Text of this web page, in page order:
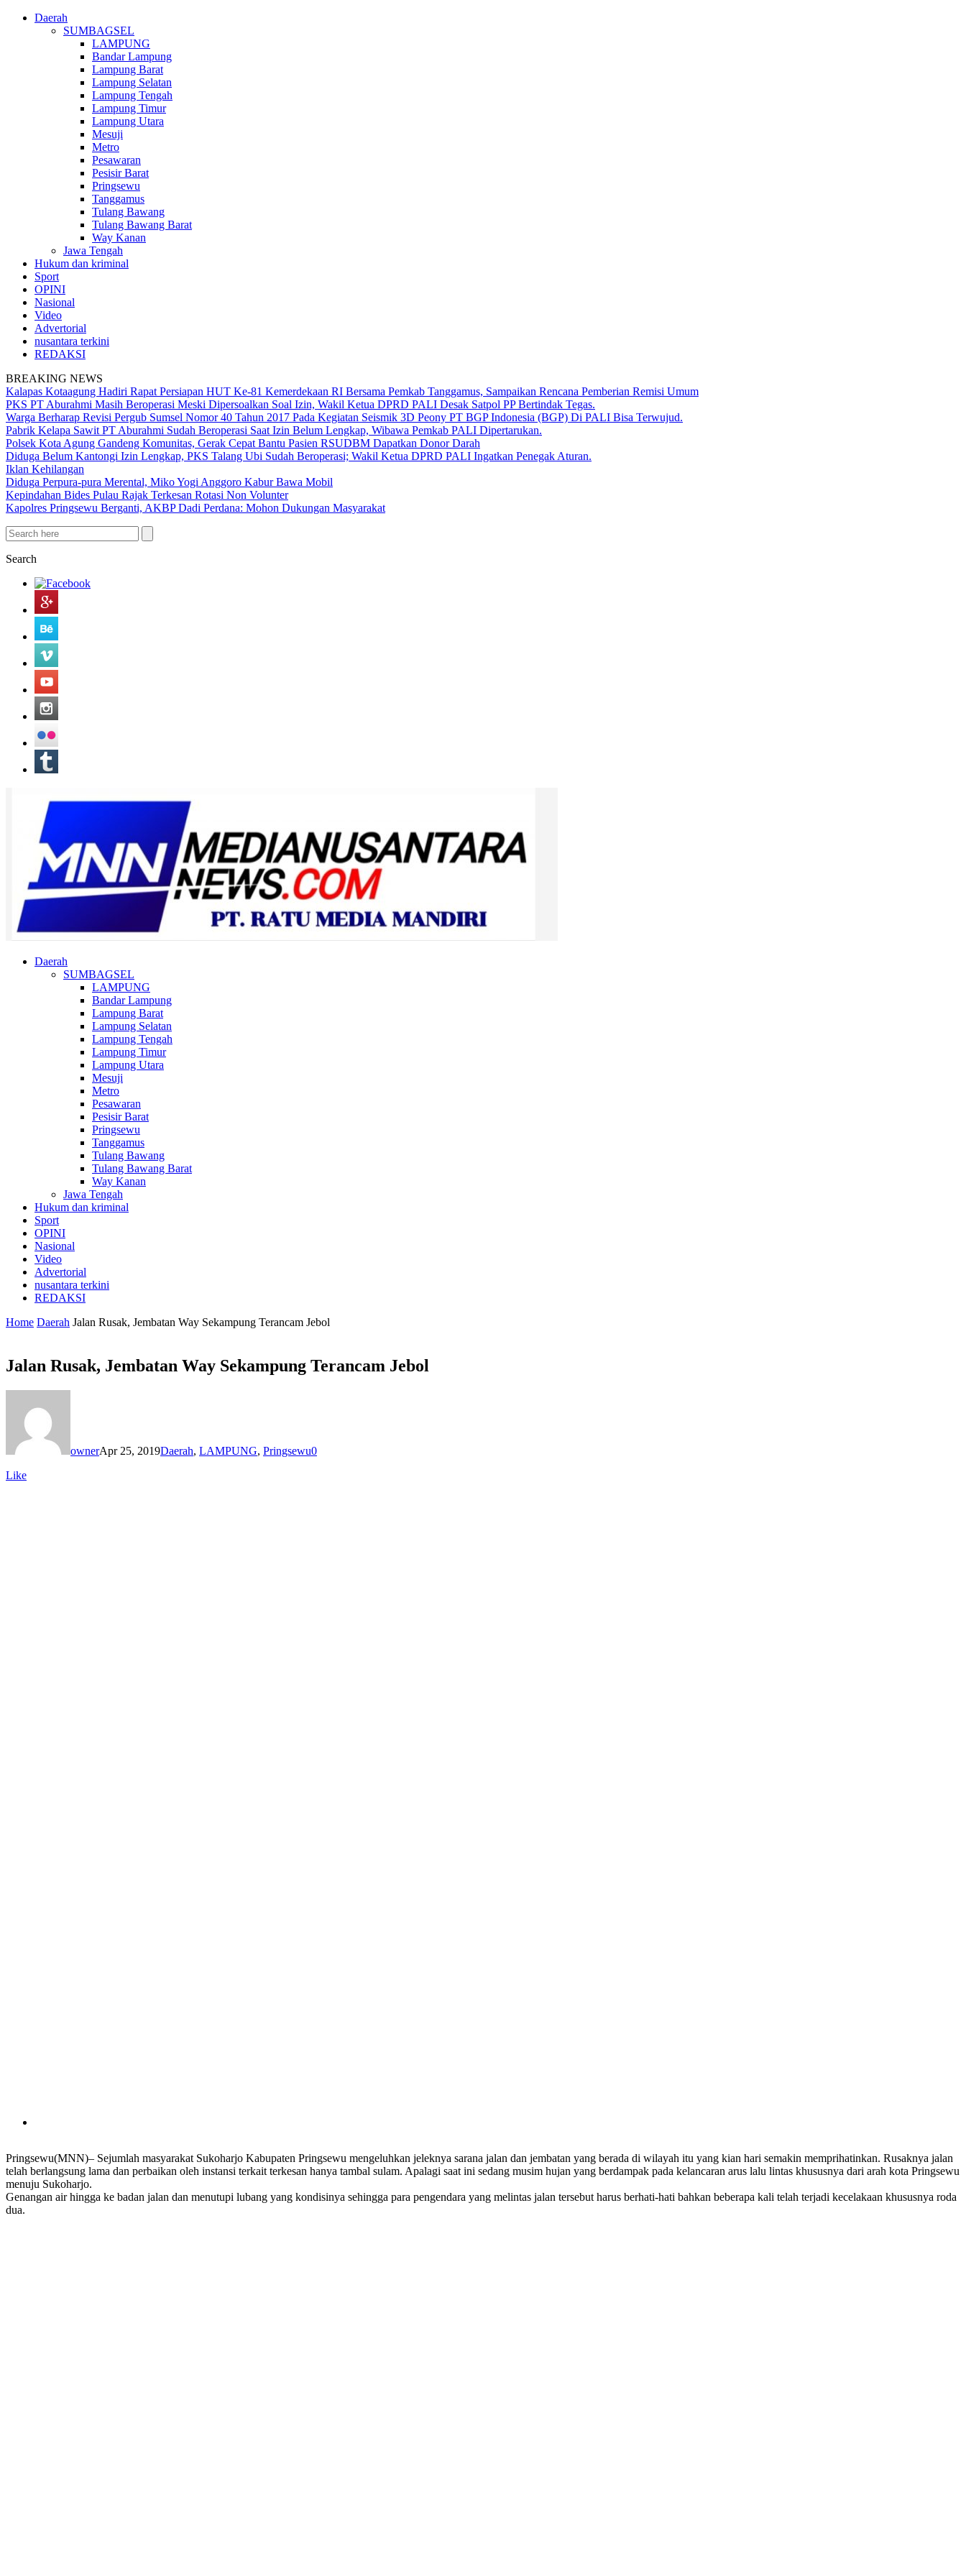
Daerah
SUMBAGSEL
LAMPUNG
Bandar Lampung
Lampung Barat
Lampung Selatan
Lampung Tengah
Lampung Timur
Lampung Utara
Mesuji
Metro
Pesawaran
Pesisir Barat
Pringsewu
Tanggamus
Tulang Bawang
Tulang Bawang Barat
Way Kanan
Jawa Tengah
Hukum dan kriminal
Sport
OPINI
Nasional
Video
Advertorial
nusantara terkini
REDAKSI
BREAKING NEWS
Kalapas Kotaagung Hadiri Rapat Persiapan HUT Ke-81 Kemerdekaan RI Bersama Pemkab Tanggamus, Sampaikan Rencana Pemberian Remisi Umum
PKS PT Aburahmi Masih Beroperasi Meski Dipersoalkan Soal Izin, Wakil Ketua DPRD PALI Desak Satpol PP Bertindak Tegas.
Warga Berharap Revisi Pergub Sumsel Nomor 40 Tahun 2017 Pada Kegiatan Seismik 3D Peony PT BGP Indonesia (BGP) Di PALI Bisa Terwujud.
Pabrik Kelapa Sawit PT Aburahmi Sudah Beroperasi Saat Izin Belum Lengkap, Wibawa Pemkab PALI Dipertarukan.
Polsek Kota Agung Gandeng Komunitas, Gerak Cepat Bantu Pasien RSUDBM Dapatkan Donor Darah
Diduga Belum Kantongi Izin Lengkap, PKS Talang Ubi Sudah Beroperasi; Wakil Ketua DPRD PALI Ingatkan Penegak Aturan.
Iklan Kehilangan
Diduga Perpura-pura Merental, Miko Yogi Anggoro Kabur Bawa Mobil
Kepindahan Bides Pulau Rajak Terkesan Rotasi Non Volunter
Kapolres Pringsewu Berganti, AKBP Dadi Perdana: Mohon Dukungan Masyarakat
Search
Daerah
SUMBAGSEL
LAMPUNG
Bandar Lampung
Lampung Barat
Lampung Selatan
Lampung Tengah
Lampung Timur
Lampung Utara
Mesuji
Metro
Pesawaran
Pesisir Barat
Pringsewu
Tanggamus
Tulang Bawang
Tulang Bawang Barat
Way Kanan
Jawa Tengah
Hukum dan kriminal
Sport
OPINI
Nasional
Video
Advertorial
nusantara terkini
REDAKSI
Home Daerah Jalan Rusak, Jembatan Way Sekampung Terancam Jebol
Jalan Rusak, Jembatan Way Sekampung Terancam Jebol
ownerApr 25, 2019Daerah, LAMPUNG, Pringsewu0
Like
Pringsewu(MNN)– Sejumlah masyarakat Sukoharjo Kabupaten Pringsewu mengeluhkan jeleknya sarana jalan dan jembatan yang berada di wilayah itu yang kian hari semakin memprihatinkan. Rusaknya jalan
telah berlangsung lama dan perbaikan oleh instansi terkait terkesan hanya tambal sulam. Apalagi saat ini sedang musim hujan yang berdampak pada kelancaran arus lalu lintas khususnya dari arah kota Pringsewu
menuju Sukoharjo.
Genangan air hingga ke badan jalan dan menutupi lubang yang kondisinya sehingga para pengendara yang melintas jalan tersebut harus berhati-hati bahkan beberapa kali telah terjadi kecelakaan khususnya roda
dua.